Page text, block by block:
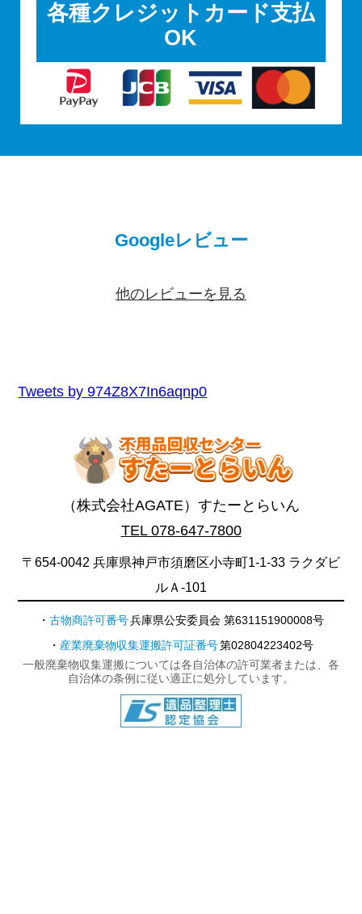
各種クレジットカード支払
OK
Googleレビュー
他のレビューを見る
Tweets by 974Z8X7In6aqnp0
（株式会社AGATE）すたーとらいん
TEL 078-647-7800
〒654-0042 兵庫県神戸市須磨区小寺町1-1-33 ラクダビ
ルＡ-101
古物商許可番号兵庫県公安委員会 第631151900008号
産業廃棄物収集運搬許可証番号第02804223402号
一般廃棄物収集運搬については各自治体の許可業者または、各
自治体の条例に従い適正に処分しています。